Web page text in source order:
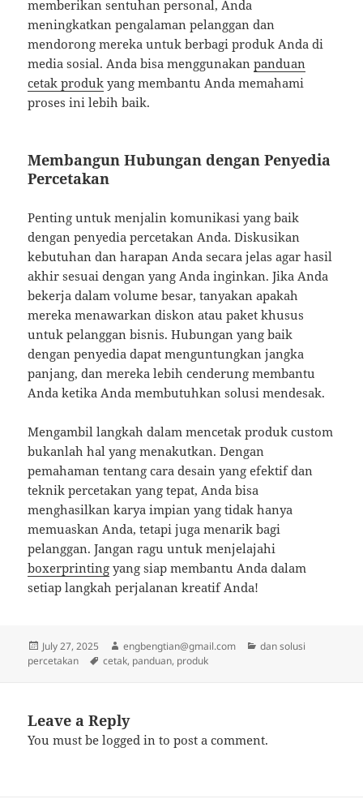
memberikan sentuhan personal, Anda
meningkatkan pengalaman pelanggan dan
mendorong mereka untuk berbagi produk Anda di
media sosial. Anda bisa menggunakanpanduan
cetak produk yang membantu Anda memahami
proses ini lebih baik.
Membangun Hubungan dengan Penyedia
Percetakan
Penting untuk menjalin komunikasi yang baik
dengan penyedia percetakan Anda. Diskusikan
kebutuhan dan harapan Anda secara jelas agar hasil
akhir sesuai dengan yang Anda inginkan. Jika Anda
bekerja dalam volume besar, tanyakan apakah
mereka menawarkan diskon atau paket khusus
untuk pelanggan bisnis. Hubungan yang baik
dengan penyedia dapat menguntungkan jangka
panjang, dan mereka lebih cenderung membantu
Anda ketika Anda membutuhkan solusi mendesak.
Mengambil langkah dalam mencetak produk custom
bukanlah hal yang menakutkan. Dengan
pemahaman tentang cara desain yang efektif dan
teknik percetakan yang tepat, Anda bisa
menghasilkan karya impian yang tidak hanya
memuaskan Anda, tetapi juga menarik bagi
pelanggan. Jangan ragu untuk menjelajahi
boxerprinting yang siap membantu Anda dalam
setiap langkah perjalanan kreatif Anda!
Posted
on
July 27, 2025 Author
engbengtian@gmail.com Categories
dan solusi
percetakan
Tags
cetak, panduan, produk
Leave a Reply
You must belogged in to post a comment.